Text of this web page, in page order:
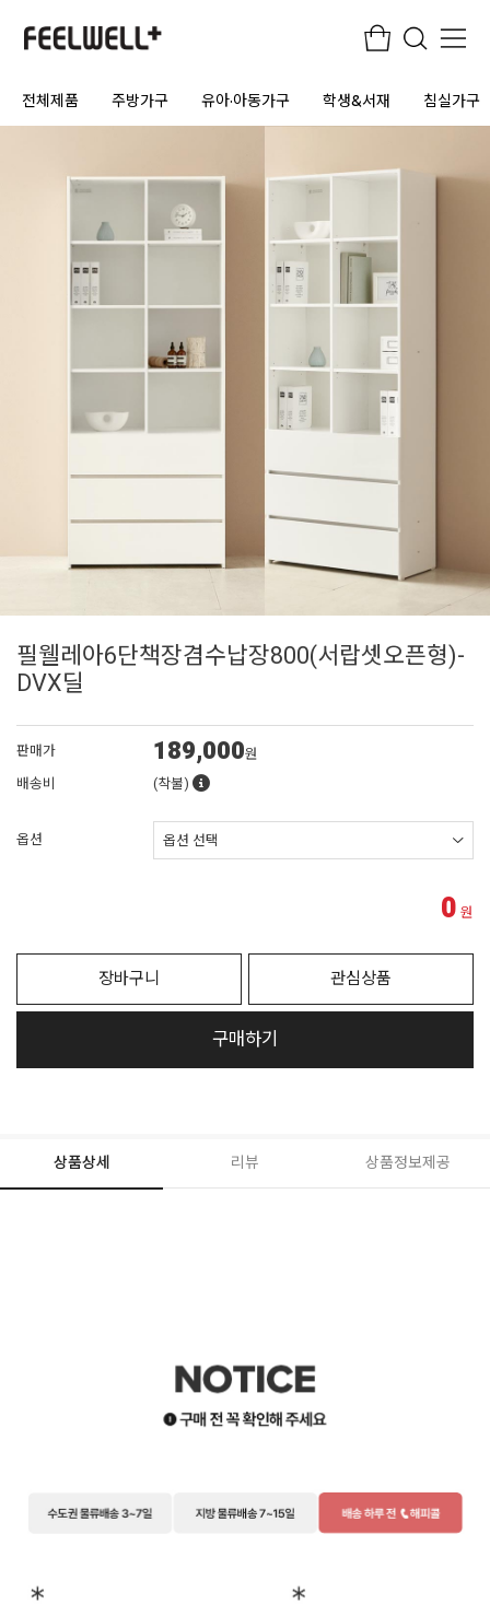
전체제품 주방가구 유아·아동가구 학생&서재 침실가구
필웰레아6단책장겸수납장800(서랍셋오픈형)-
DVX딜
판매가 189,000원
배송비
(착불)
옵션
0 원
장바구니 관심상품
구매하기
상품상세 리뷰 상품정보제공